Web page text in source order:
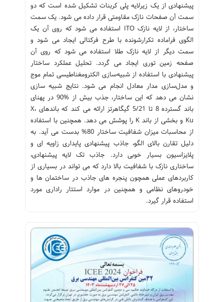
پیشنهادی از یک زیرلایه پلی کربنات تشکیل شده است که دو
سمت آن صفحات نازک مقاومتی قرار داده می شود. یک سمت
ساختار، از لایه نازک ITO استفاده می شود که روی آن یک
الگوی فراماده تکرارشونده با طرح فرکتالی ایجاد می شود و
سمت دیگر از لایه نازک طلا استفاده می شود که روی آن
صفحه زمین توری ایجاد می گردد. تحلیل عملکرد ساختار
پیشنهادی با استفاده از شبیه‌سازی الکترومغناطیسی تمام موج
و مدل‌سازی مدار معادل انجام می شود. نتایج شبیه سازی
نشان می دهد که این ساختار، جذب بیش از %90 در پهنای
باند گسترده 8 تا 5/21 گیگاهرتز ارائه می کند که باندهای X،
Ku و بخشی از باند K را پوشش می دهد. همچنین با استفاده
از محاسبات میزان شفافیت ساختار 80% بدست می آید. به
دلیل تقارن بالای الگو، جاذب پیشنهادی پایداری زاویه ای و
پلایزاسیون بسیار خوبی دارد. جاذب تک لایه پیشنهادی،
ساختاری نازک با شفافیت بالا دارد که می تواند در بسیاری از
کاربردهای عملی همچون پنجره های جاذب در ساختمان ها و
خودروهای نظامی و همچنین در موارد استتار راداری مورد
استفاده قرار گیرد.